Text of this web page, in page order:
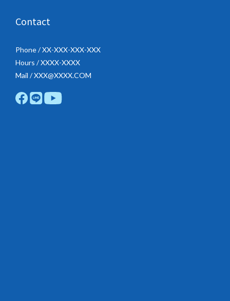
Contact
Phone / XX-XXX-XXX-XXX
Hours / XXXX-XXXX
Mail / XXX@XXXX.COM